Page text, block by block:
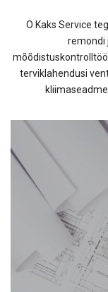
O Kaks Service
remondi
terviklahendusi